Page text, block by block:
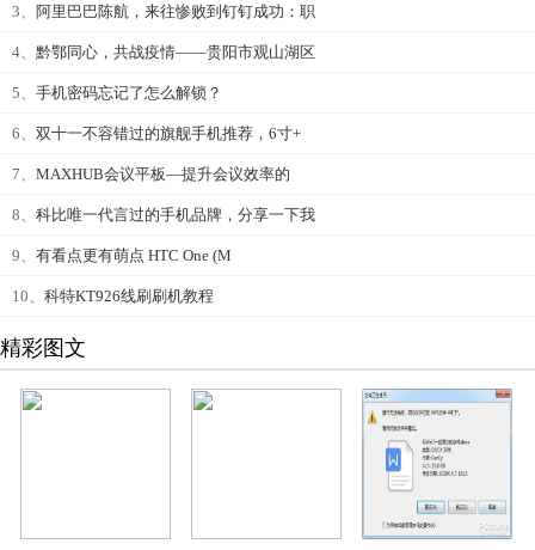
3、 阿里巴巴陈航，来往惨败到钉钉成功：职
4、 黔鄂同心，共战疫情——贵阳市观山湖区
5、 手机密码忘记了怎么解锁？
6、 双十一不容错过的旗舰手机推荐，6寸+
7、 MAXHUB会议平板—提升会议效率的
8、 科比唯一代言过的手机品牌，分享一下我
9、 有看点更有萌点 HTC One (M
10、 科特KT926线刷刷机教程
精彩图文